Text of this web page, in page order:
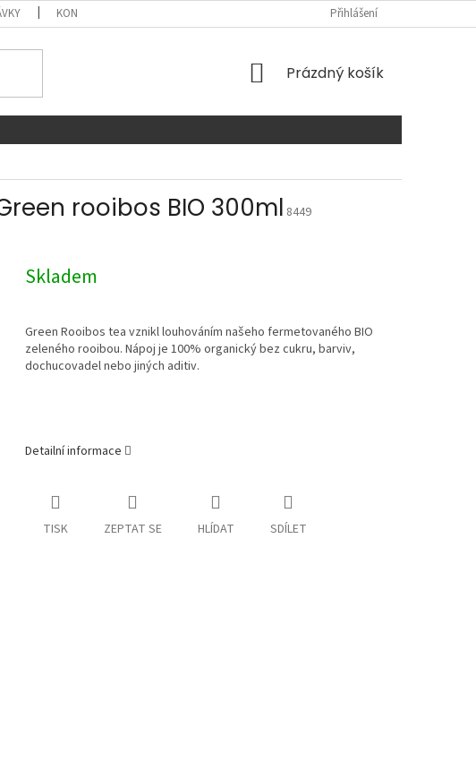
KONTAKTY Přihlášení
NÁKUPNÍ
Prázdný košík
rooibos BIO 300ml 8449
Skladem
Green Rooibos tea vznikl louhováním našeho fermetovaného BIO
zeleného rooibou. Nápoj je 100% organický bez cukru, barviv,
dochucovadel nebo jiných aditiv.
Detailní informace
TISK ZEPTAT SE HLÍDAT SDÍLET